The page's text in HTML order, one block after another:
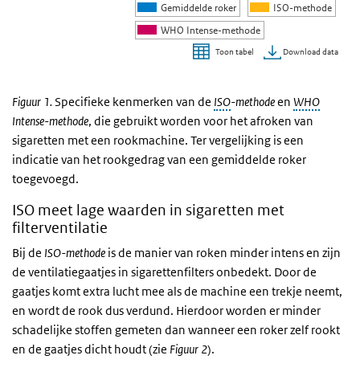
Gemiddelde roker
ISO-methode
WHO Intense-methode
Toon tabel Download data
Figuur 1.Specifieke kenmerken van de ISO-methodeen WHO
Intense-methode, die gebruikt worden voor het afroken van
sigaretten met een rookmachine. Ter vergelijking is een
indicatie van het rookgedrag van een gemiddelde roker
toegevoegd.
ISO meet lage waarden in sigaretten met
filterventilatie
Bij de ISO-methode is de manier van roken minder intens en zijn
de ventilatiegaatjes in sigarettenfilters onbedekt. Door de
gaatjes komt extra lucht mee als de machine een trekje neemt,
en wordt de rook dus verdund. Hierdoor worden er minder
schadelijke stoffen gemeten dan wanneer een roker zelf rookt
en de gaatjes dicht houdt (zie Figuur 2).